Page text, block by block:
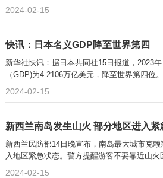
雇
2024-02-15
快讯：日本名义GDP降至世界第四
新华社快讯：据日本共同社15日报道，2023
（GDP)为4 2106万亿美元，降至世界第四位
2024-02-15
新西兰南岛发生山火 部分地区进入紧
新西兰民防部14日晚宣布，南岛最大城市克
入地区紧急状态。警方提醒游客不要靠近山
2024-02-15